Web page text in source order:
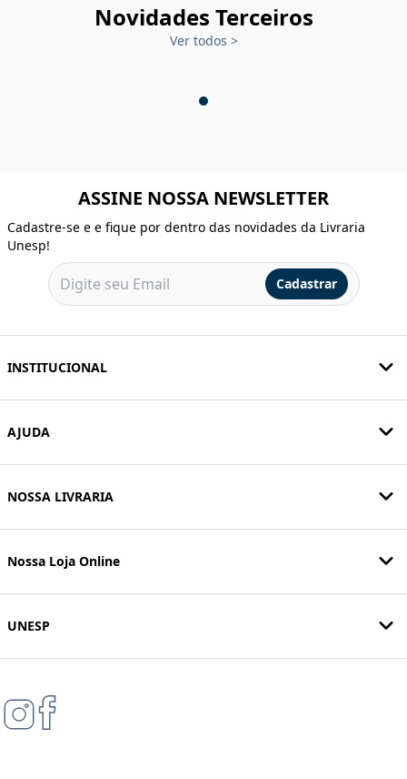
Novidades Terceiros
Ver todos >
ASSINE NOSSA NEWSLETTER
Cadastre-se e e fique por dentro das novidades da Livraria
Unesp!
Cadastrar
INSTITUCIONAL
AJUDA
NOSSA LIVRARIA
Nossa Loja Online
UNESP